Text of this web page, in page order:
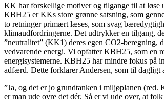
KK har forskellige motiver og tilgange til at løse
KBH25 er KKs store grønne satsning, som
to retninger primært læses, som svag
klimaudfordringerne. Det udtrykker en tilgang,
”neutralitet” (KK1) deres egen CO2-beregning,
vedvarende energi. Vi opfatter KBH25, som en
energisystemerne. KBH25 har mindre fokus på
adfærd. Dette forklarer Andersen, som til
”Ja, og det er jo grundtanken i miljøplanen
er man ude ovre det dér. Så er vi ude over, at